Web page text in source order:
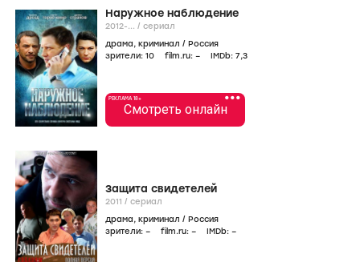
Наружное наблюдение
2012-... / сериал
драма, криминал / Россия
зрители: 10 film.ru: – IMDb: 7,3
•••
РЕКЛАМА 18+
Смотреть онлайн
Защита свидетелей
2011 / сериал
драма, криминал / Россия
зрители: – film.ru: – IMDb: –